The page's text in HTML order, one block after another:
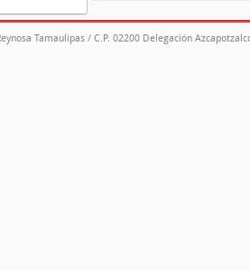
Tamaulipas / C.P. 02200 Delegación